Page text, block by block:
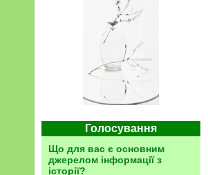
Голосування
Що для вас є основним
джерелом інформації з
історії?